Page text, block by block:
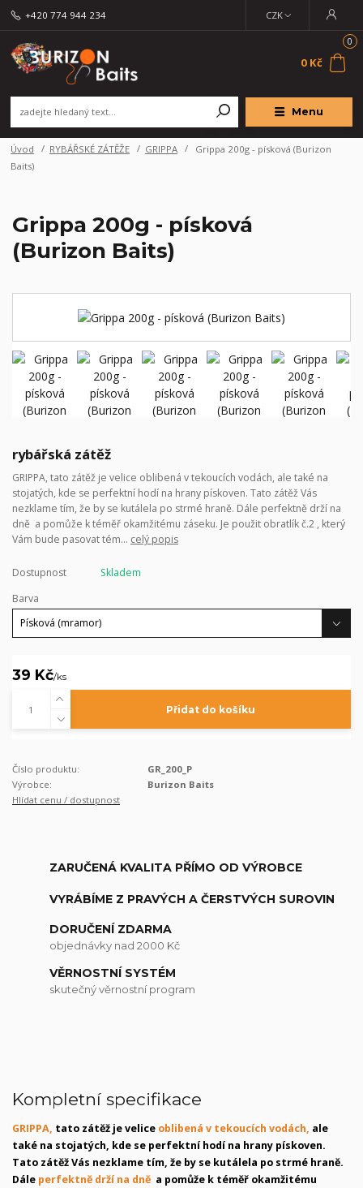
Menu
CZK
+420 774 944 234
0
0 Kč
Úvod RYBÁŘSKÉ ZÁTĚŽE GRIPPA
Grippa 200g - písková (Burizon
Baits)
Grippa 200g - písková
(Burizon Baits)
rybářská zátěž
GRIPPA, tato zátěž je velice oblibená v tekoucích vodách, ale také na
stojatých, kde se perfektní hodí na hrany pískoven. Tato zátěž Vás
nezklame tím, že by se kutálela po strmé hraně. Dále perfektně drží na
dně a pomůže k téměř okamžitému záseku. Je použit obratlík č.2 , který
Vám bude pasovat tém... celý popis
Dostupnost
Skladem
Barva
39 Kč/ks
Přidat do košíku
Číslo produktu:
GR_200_P
Výrobce:
Burizon Baits
Hlídat cenu / dostupnost
ZARUČENÁ KVALITA PŘÍMO OD VÝROBCE
VYRÁBÍME Z PRAVÝCH A ČERSTVÝCH SUROVIN
DORUČENÍ ZDARMA
objednávky nad 2000 Kč
VĚRNOSTNÍ SYSTÉM
skutečný věrnostní program
Kompletní specifikace
GRIPPA, tato zátěž je velice oblibená v tekoucích vodách, ale
také na stojatých, kde se perfektní hodí na hrany pískoven.
Tato zátěž Vás nezklame tím, že by se kutálela po strmé hraně.
Dále perfektně drží na dně a pomůže k téměř okamžitému